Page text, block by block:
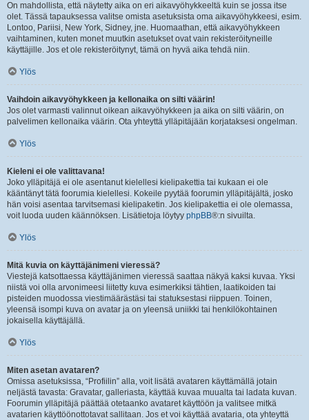
On mahdollista, että näytetty aika on eri aikavyöhykkeeltä kuin se jossa itse
olet. Tässä tapauksessa valitse omista asetuksista oma aikavyöhykkeesi, esim.
Lontoo, Pariisi, New York, Sidney, jne. Huomaathan, että aikavyöhykkeen
vaihtaminen, kuten monet muutkin asetukset ovat vain rekisteröityneille
käyttäjille. Jos et ole rekisteröitynyt, tämä on hyvä aika tehdä niin.
Ylös
Vaihdoin aikavyöhykkeen ja kellonaika on silti väärin!
Jos olet varmasti valinnut oikean aikavyöhykkeen ja aika on silti väärin, on
palvelimen kellonaika väärin. Ota yhteyttä ylläpitäjään korjataksesi ongelman.
Ylös
Kieleni ei ole valittavana!
Joko ylläpitäjä ei ole asentanut kielellesi kielipakettia tai kukaan ei ole
kääntänyt tätä foorumia kielellesi. Kokeile pyytää foorumin ylläpitäjältä, josko
hän voisi asentaa tarvitsemasi kielipaketin. Jos kielipakettia ei ole olemassa,
voit luoda uuden käännöksen. Lisätietoja löytyy phpBB®:n sivuilta.
Ylös
Mitä kuvia on käyttäjänimeni vieressä?
Viestejä katsottaessa käyttäjänimen vieressä saattaa näkyä kaksi kuvaa. Yksi
niistä voi olla arvonimeesi liitetty kuva esimerkiksi tähtien, laatikoiden tai
pisteiden muodossa viestimäärästäsi tai statuksestasi riippuen. Toinen,
yleensä isompi kuva on avatar ja on yleensä uniikki tai henkilökohtainen
jokaisella käyttäjällä.
Ylös
Miten asetan avataren?
Omissa asetuksissa, “Profiilin” alla, voit lisätä avataren käyttämällä jotain
neljästä tavasta: Gravatar, galleriasta, käyttää kuvaa muualta tai ladata kuvan.
Foorumin ylläpitäjä päättää otetaanko avataret käyttöön ja valitsee mitkä
avatarien käyttöönottotavat sallitaan. Jos et voi käyttää avataria, ota yhteyttä